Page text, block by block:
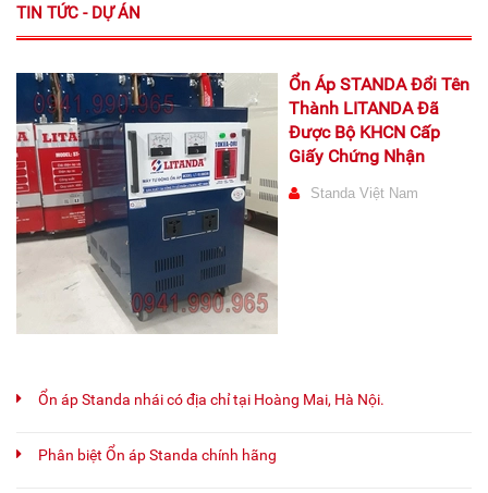
TIN TỨC - DỰ ÁN
Ổn Áp STANDA Đổi Tên
Thành LITANDA Đã
Được Bộ KHCN Cấp
Giấy Chứng Nhận
Standa Việt Nam
Ổn áp Standa nhái có địa chỉ tại Hoàng Mai, Hà Nội.
Phân biệt Ổn áp Standa chính hãng